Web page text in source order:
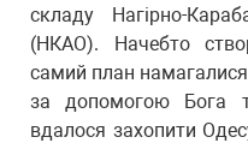
складу Нагірно-
(НКАО). Начебто
самий план намагалися
за допомогою Бога
вдалося захопити